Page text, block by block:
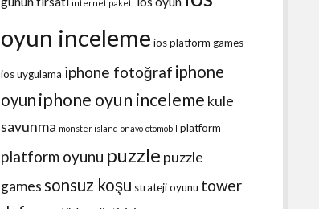
internet paketi
oyun inceleme ios platform games
ios uygulama iphone fotoğraf iphone
oyun iphone oyun inceleme kule
savunma monster island onavo otomobil platform
platform oyunu puzzle puzzle
games sonsuz koşu strateji oyunu tower